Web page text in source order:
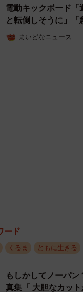
電動キックボード
と転倒しそうに」
まいどなニュース
ード
くるま ともに生きる
もしかしてノーパ
真集「 大胆なカッ